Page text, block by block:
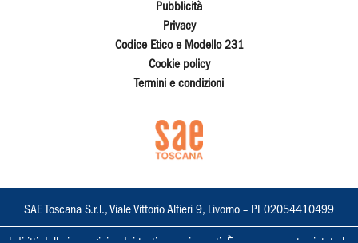
Pubblicità
Privacy
Codice Etico e Modello 231
Cookie policy
Termini e condizioni
SAE Toscana S.r.l., Viale Vittorio Alfieri 9, Livorno – PI 02054410499